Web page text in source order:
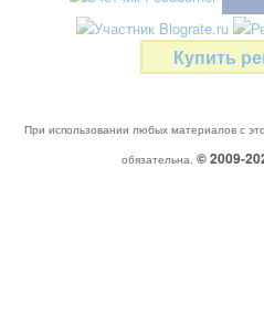
Купить
При использовании любых материалов с
обязательна. © 2009-